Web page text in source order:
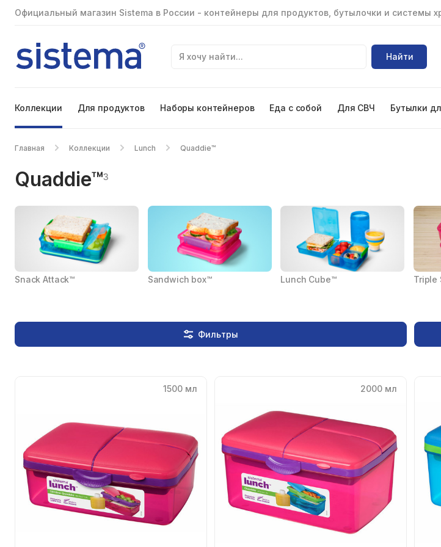
Официальный магазин Sistema в России - контейнеры для продуктов, бутылочки и системы
Найти
Коллекции Для продуктов Наборы контейнеров Еда с собой Для СВЧ Бутылки
Главная Коллекции Lunch Quaddie™
Quaddie™3
Snack Attack™ Sandwich box™ Lunch Cube™ Triple
Фильтры
1500 мл 2000 мл